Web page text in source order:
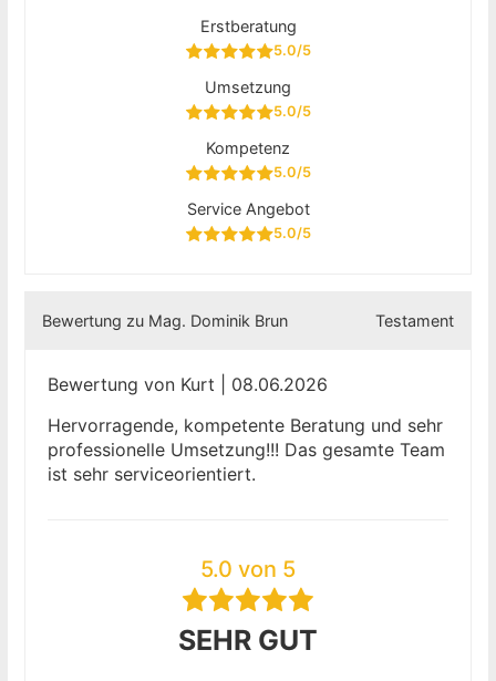
Erstberatung
5.0/5
Umsetzung
5.0/5
Kompetenz
5.0/5
Service Angebot
5.0/5
Bewertung zu Mag. Dominik Brun Testament
Bewertung von Kurt | 08.06.2026
Hervorragende, kompetente Beratung und sehr
professionelle Umsetzung!!! Das gesamte Team
ist sehr serviceorientiert.
5.0 von 5
SEHR GUT